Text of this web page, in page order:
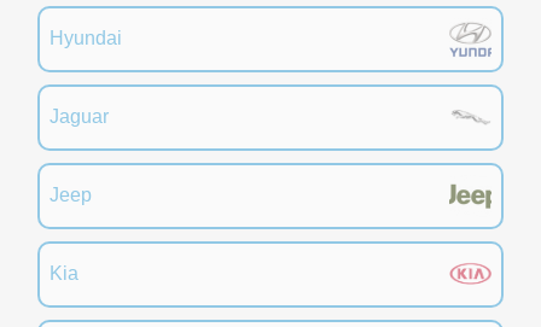
Hyundai
Jaguar
Jeep
Kia